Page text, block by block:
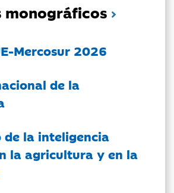
monográficos
Mercosur 2026
de la
de la inteligencia
la agricultura y en la